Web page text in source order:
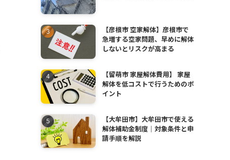
【彦根市 空家解体】彦根市で
急増する空家問題、早めに解体
しないとリスクが高まる
【留萌市 家屋解体費用】 家屋
解体を低コストで行うためのポ
イント
【大牟田市】大牟田市で使える
解体補助金制度｜対象条件と申
請手順を解説